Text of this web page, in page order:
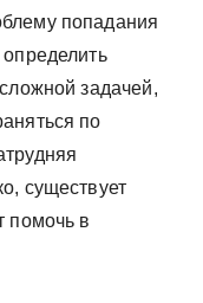
попадания
задачей,
по
существует
помочь в